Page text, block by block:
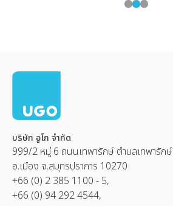
บริษัท อูโก จำกัด
999/2 หมู่ 6 ถนนเทพารักษ์ ตำบลเทพารักษ์
อ.เมือง จ.สมุทรปราการ 10270
+66 (0) 2 385 1100 - 5,
+66 (0) 94 292 4544,